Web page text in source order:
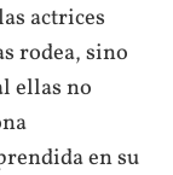
actrices
rodea, sino
ellas no
en su